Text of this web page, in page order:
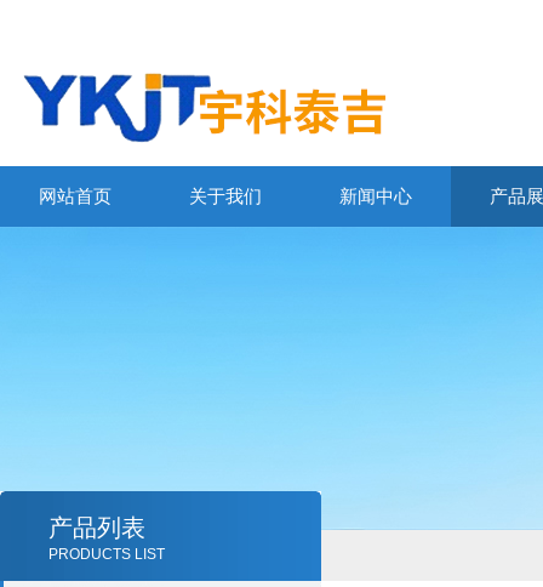
网站首页 关于我们 新闻中心 产品
产品列表
PRODUCTS LIST